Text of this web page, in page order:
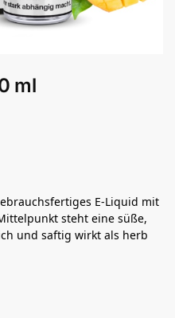
ml
E-Liquid mit
steht eine süße,
und saftig wirkt als herb